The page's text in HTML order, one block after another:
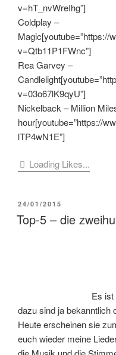
v=hT_nvWreIhg”]
Coldplay –
Magic[youtube=”https://
v=Qtb11P1FWnc”]
Rea Garvey –
v=03o67lK9qyU”]
Nickelback – Million
hour[youtube=”https://
lTP4wN1E”]
Loading Likes...
VERÖFFENTLICHT
AM
24/01/2015
Top-5 – die
Es
dazu sind ja bekanntlich
Heute erscheinen sie
euch wieder meine